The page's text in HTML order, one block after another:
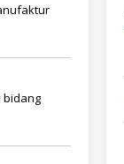
bidang